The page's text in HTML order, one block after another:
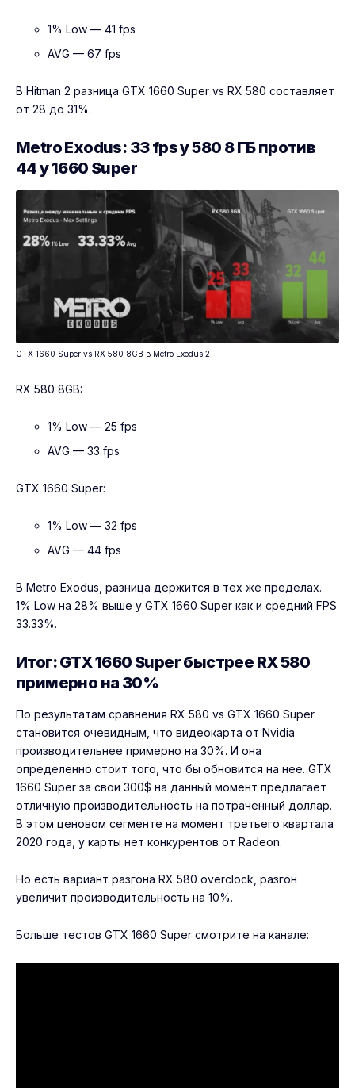
1% Low — 41 fps
AVG — 67 fps
В Hitman 2 разница GTX 1660 Super vs RX 580 составляет
от 28 до 31%.
Metro Exodus: 33 fps у 580 8 ГБ против
44 у 1660 Super
GTX 1660 Super vs RX 580 8GB в Metro Exodus 2
RX 580 8GB:
1% Low — 25 fps
AVG — 33 fps
GTX 1660 Super:
1% Low — 32 fps
AVG — 44 fps
В Metro Exodus, разница держится в тех же пределах.
1% Low на 28% выше у GTX 1660 Super как и средний FPS
33.33%.
Итог: GTX 1660 Super быстрее RX 580
примерно на 30%
По результатам сравнения RX 580 vs GTX 1660 Super
становится очевидным, что видеокарта от Nvidia
производительнее примерно на 30%. И она
определенно стоит того, что бы обновится на нее. GTX
1660 Super за свои 300$ на данный момент предлагает
отличную производительность на потраченный доллар.
В этом ценовом сегменте на момент третьего квартала
2020 года, у карты нет конкурентов от Radeon.
Но есть вариант разгона RX 580 overclock , разгон
увеличит производительность на 10%.
Больше тестов GTX 1660 Super смотрите на канале: